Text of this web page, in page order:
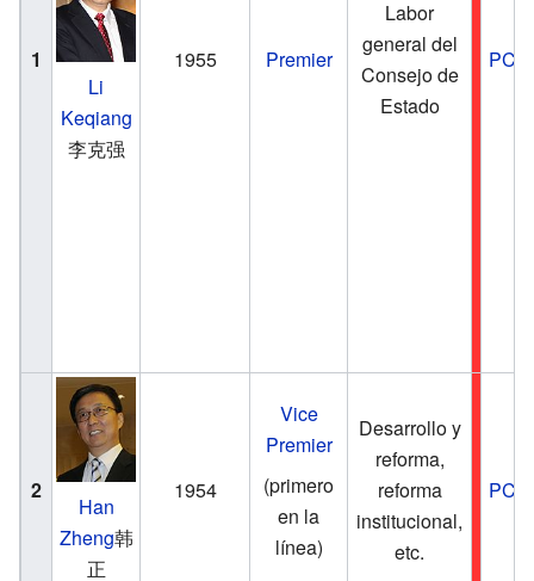
1
Li
Keqiang
李克强
1955 Premier
Labor
general del
Consejo de
Estado
2
Han
Zheng韩
正
1954
Vice
Premier
(primero
en la
línea)
Desarrollo y
reforma,
reforma
institucional,
etc.